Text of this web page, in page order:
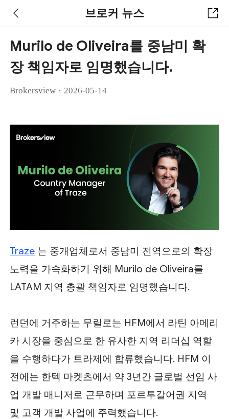
브로커 뉴스
Murilo de Oliveira를 중남미 확
장 책임자로 임명했습니다.
Brokersview · 2026-05-14
Traze 는 중개업체로서 중남미 전역으로의 확장
노력을 가속화하기 위해 Murilo de Oliveira를
LATAM 지역 총괄 책임자로 임명했습니다.
런던에 거주하는 무릴로는 HFM에서 라틴 아메리
카 시장을 중심으로 한 유사한 지역 리더십 역할
을 수행하다가 트라제에 합류했습니다. HFM 이
전에는 한텍 마켓츠에서 약 3년간 글로벌 선임 사
업 개발 매니저로 근무하며 포르투갈어권 지역
및 고객 개발 사업에 주력했습니다.